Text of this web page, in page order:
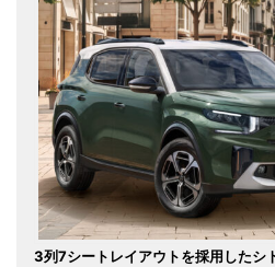
3列7シートレイアウトを採用したシ